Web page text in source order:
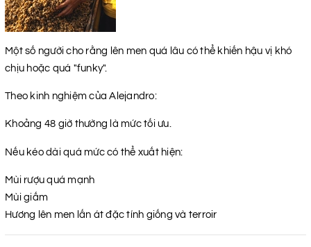
Một số người cho rằng lên men quá lâu có thể khiến hậu vị khó
chịu hoặc quá "funky".
Theo kinh nghiệm của Alejandro:
Khoảng 48 giờ thường là mức tối ưu.
Nếu kéo dài quá mức có thể xuất hiện:
Mùi rượu quá mạnh
Mùi giấm
Hương lên men lấn át đặc tính giống và terroir